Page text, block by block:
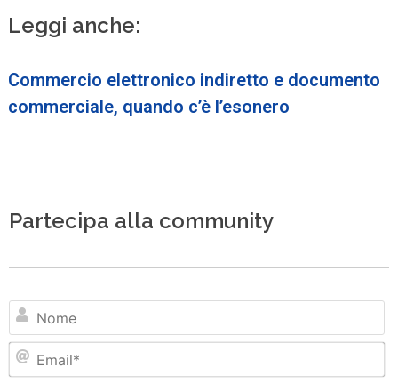
Leggi anche:
Commercio elettronico indiretto e documento
commerciale, quando c’è l’esonero
Partecipa alla community